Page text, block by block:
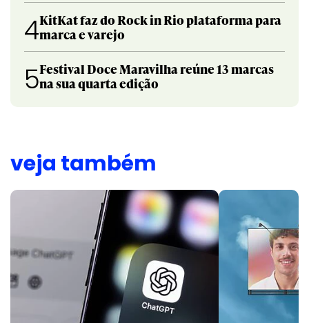
4KitKat faz do Rock in Rio plataforma para
marca e varejo
5Festival Doce Maravilha reúne 13 marcas
na sua quarta edição
veja também